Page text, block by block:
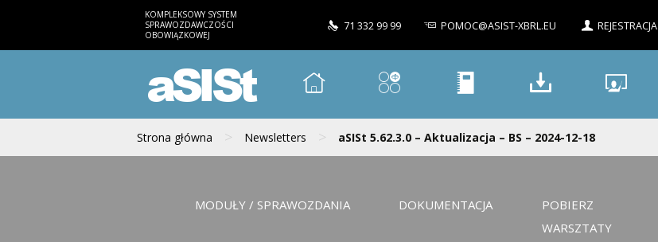
KOMPLEKSOWY SYSTEM
SPRAWOZDAWCZOŚCI
OBOWIĄZKOWEJ
71 332 99 99 POMOC@ASIST-XBRL.EU REJESTRACJA
aSISt
Strona główna > Newsletters > aSISt 5.62.3.0 – Aktualizacja – BS – 2024-12-18
MODUŁY / SPRAWOZDANIA DOKUMENTACJA
POBIERZ
WARSZTATY